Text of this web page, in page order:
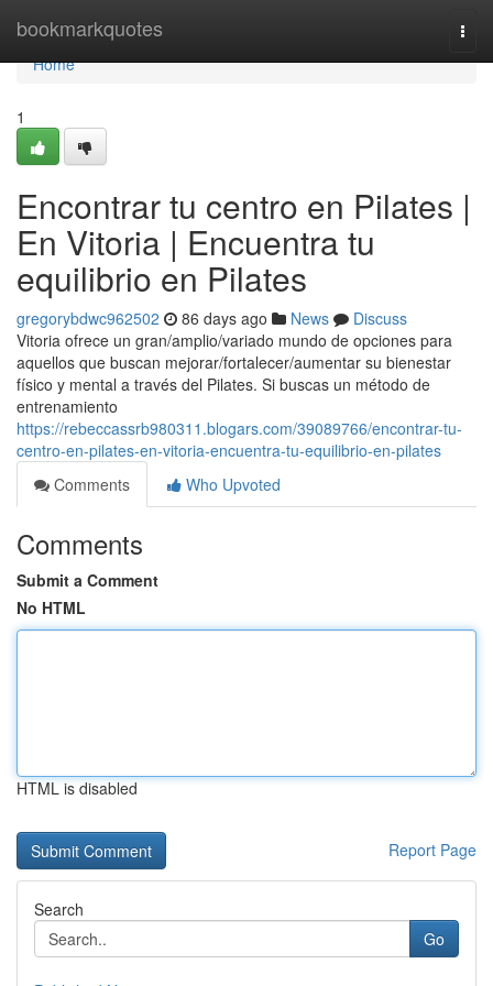
bookmarkquotes
Home
Home
1
Encontrar tu centro en Pilates |
En Vitoria | Encuentra tu
equilibrio en Pilates
gregorybdwc962502 86 days ago News
Discuss
Vitoria ofrece un gran/amplio/variado mundo de opciones para
aquellos que buscan mejorar/fortalecer/aumentar su bienestar
físico y mental a través del Pilates. Si buscas un método de
entrenamiento
https://rebeccassrb980311.blogars.com/39089766/encontrar-tu-
centro-en-pilates-en-vitoria-encuentra-tu-equilibrio-en-pilates
Comments
Who Upvoted
Comments
Submit a Comment
No HTML
HTML is disabled
Report Page
Search
Go